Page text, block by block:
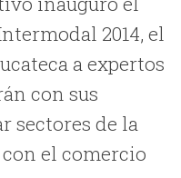
2014, el
a expertos
con sus
sectores de la
el comercio